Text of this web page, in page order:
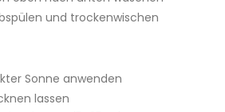
und trockenwischen
Sonne anwenden
lassen